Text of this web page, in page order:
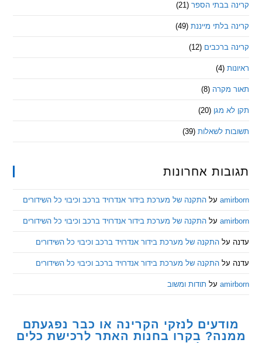
בבתי הספר (21)
מייננת (49)
ברכבים (12)
(8)
מגן (20)
לשאלות (39)
אחרונות
עלהתקנה של מערכת בידור אנדרויד ברכב וכיבוי כל השידורים
עלהתקנה של מערכת בידור אנדרויד ברכב וכיבוי כל השידורים
התקנה של מערכת בידור אנדרויד ברכב וכיבוי כל השידורים
התקנה של מערכת בידור אנדרויד ברכב וכיבוי כל השידורים
עלתודות ומשוב
לנזקי הקרינה או כבר נפגעתם
בקרו בחנות האתר לרכישת כלים